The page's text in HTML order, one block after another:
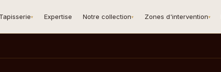
Tapisserie▾ Expertise Notre collection▾ Zones d'intervention▾